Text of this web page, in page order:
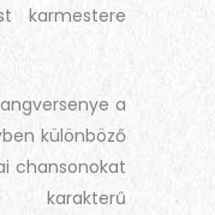
karmestere
a
különböző
chansonokat
karakterű